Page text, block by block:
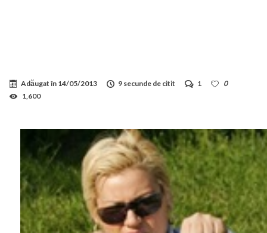
Adăugat în 14/05/2013 9 secunde de citit 1
0
1,600